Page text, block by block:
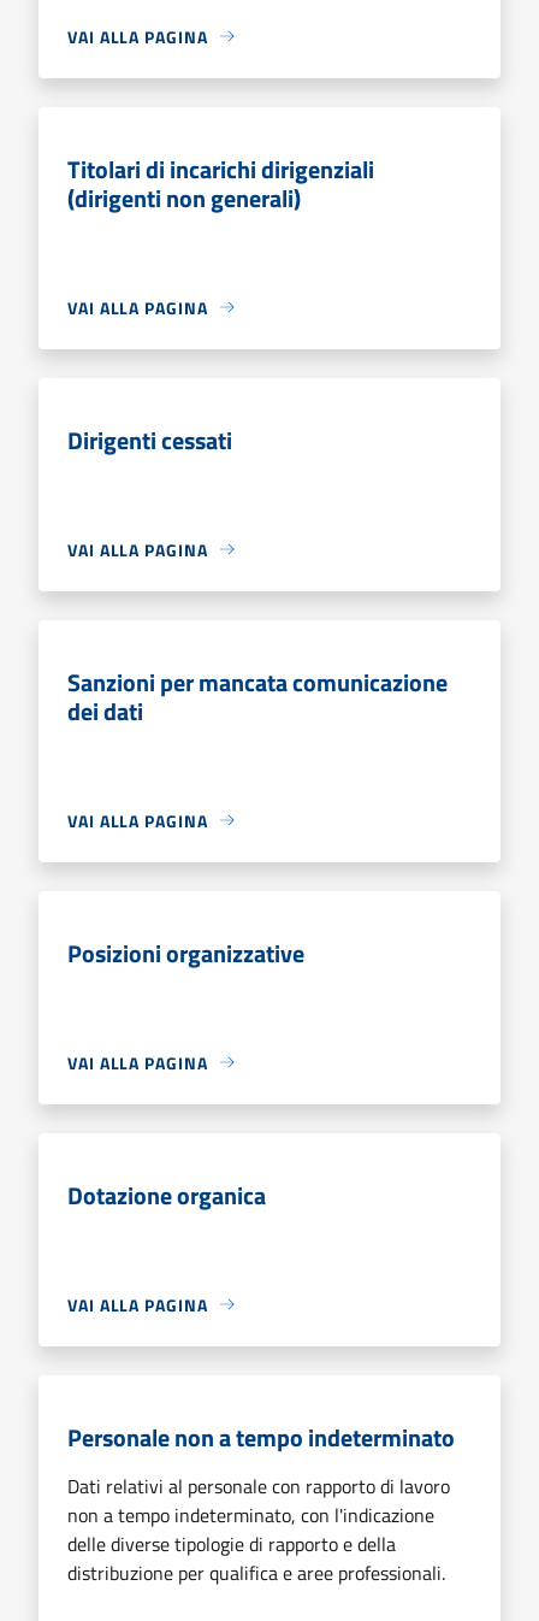
VAI ALLA PAGINA
Titolari di incarichi dirigenziali
(dirigenti non generali)
VAI ALLA PAGINA
Dirigenti cessati
VAI ALLA PAGINA
Sanzioni per mancata comunicazione
dei dati
VAI ALLA PAGINA
Posizioni organizzative
VAI ALLA PAGINA
Dotazione organica
VAI ALLA PAGINA
Personale non a tempo indeterminato
Dati relativi al personale con rapporto di lavoro
non a tempo indeterminato, con l'indicazione
delle diverse tipologie di rapporto e della
distribuzione per qualifica e aree professionali.